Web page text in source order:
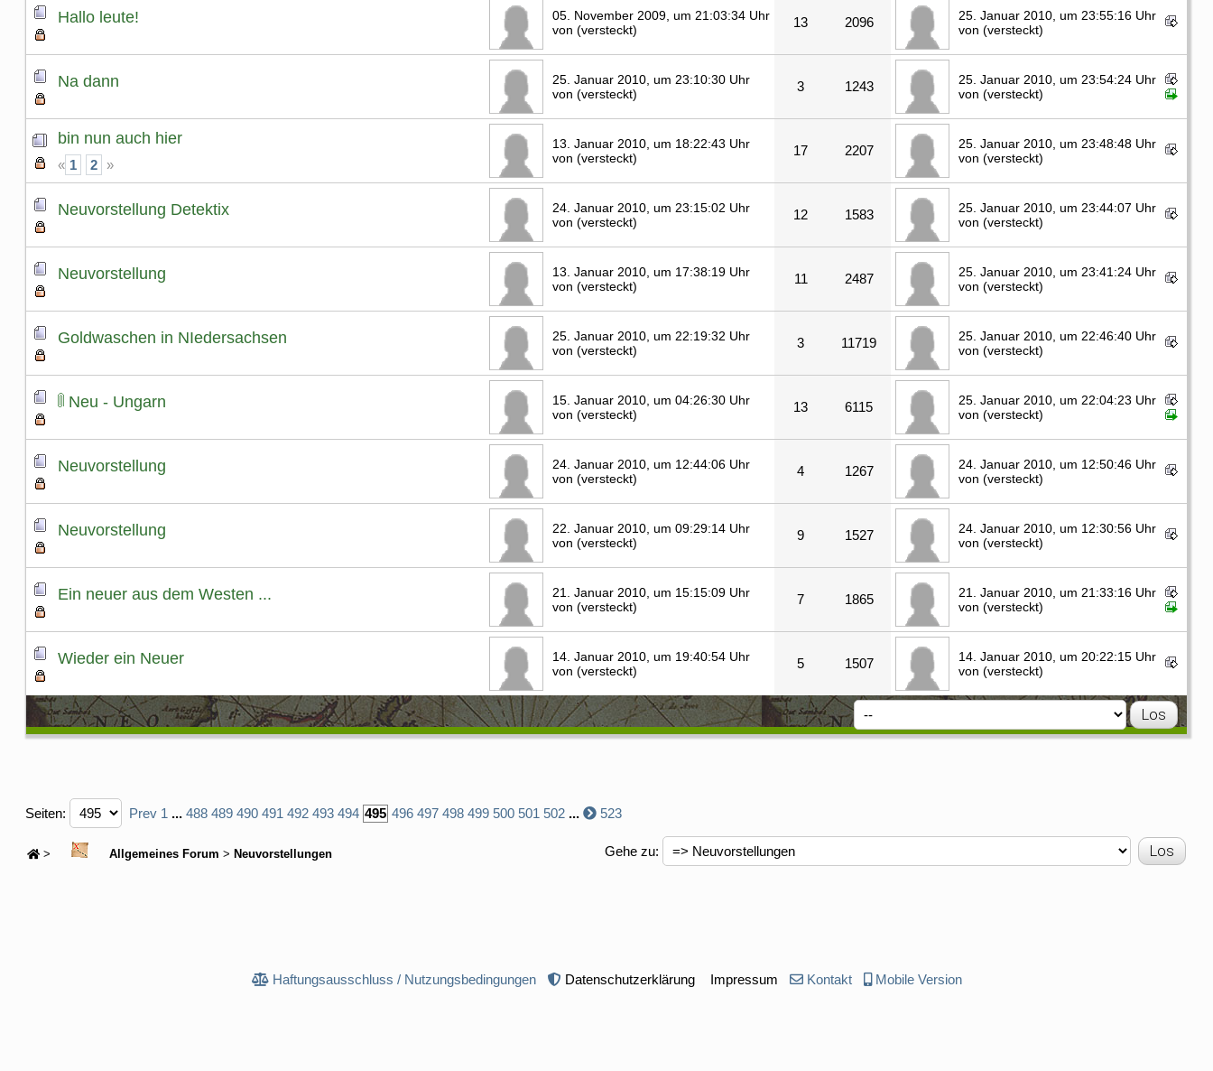
Hallo leute!
05. November 2009, um 21:03:34 Uhr
von (versteckt)
13 2096
25. Januar 2010, um 23:55:16 Uhr
von (versteckt)
Na dann
25. Januar 2010, um 23:10:30 Uhr
von (versteckt)
3 1243
25. Januar 2010, um 23:54:24 Uhr
von (versteckt)
bin nun auch hier
« 1 2 »
13. Januar 2010, um 18:22:43 Uhr
von (versteckt)
17 2207
25. Januar 2010, um 23:48:48 Uhr
von (versteckt)
Neuvorstellung Detektix
24. Januar 2010, um 23:15:02 Uhr
von (versteckt)
12 1583
25. Januar 2010, um 23:44:07 Uhr
von (versteckt)
Neuvorstellung
13. Januar 2010, um 17:38:19 Uhr
von (versteckt)
11 2487
25. Januar 2010, um 23:41:24 Uhr
von (versteckt)
Goldwaschen in NIedersachsen
25. Januar 2010, um 22:19:32 Uhr
von (versteckt)
3 11719
25. Januar 2010, um 22:46:40 Uhr
von (versteckt)
Neu - Ungarn
15. Januar 2010, um 04:26:30 Uhr
von (versteckt)
13 6115
25. Januar 2010, um 22:04:23 Uhr
von (versteckt)
Neuvorstellung
24. Januar 2010, um 12:44:06 Uhr
von (versteckt)
4 1267
24. Januar 2010, um 12:50:46 Uhr
von (versteckt)
Neuvorstellung
22. Januar 2010, um 09:29:14 Uhr
von (versteckt)
9 1527
24. Januar 2010, um 12:30:56 Uhr
von (versteckt)
Ein neuer aus dem Westen ...
21. Januar 2010, um 15:15:09 Uhr
von (versteckt)
7 1865
21. Januar 2010, um 21:33:16 Uhr
von (versteckt)
Wieder ein Neuer
14. Januar 2010, um 19:40:54 Uhr
von (versteckt)
5 1507
14. Januar 2010, um 20:22:15 Uhr
von (versteckt)
Seiten: Prev 1 ... 488 489 490 491 492 493 494 495 496 497 498 499 500 501 502 ... 523
> Allgemeines Forum > Neuvorstellungen Gehe zu:
Haftungsausschluss / Nutzungsbedingungen Datenschutzerklärung Impressum Kontakt Mobile Version